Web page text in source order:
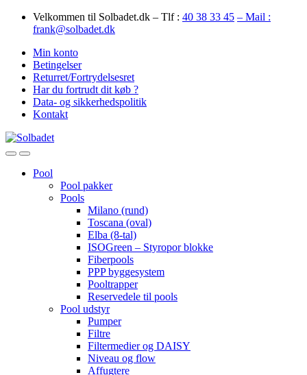
Skip
Skip
Velkommen til Solbadet.dk – Tlf : 40 38 33 45 – Mail :
frank@solbadet.dk
Min konto
Betingelser
Returret/Fortrydelsesret
Har du fortrudt dit køb ?
Data- og sikkerhedspolitik
Kontakt
OpenClose
Pool
Pool pakker
Pools
Milano (rund)
Toscana (oval)
Elba (8-tal)
ISOGreen – Styropor blokke
Fiberpools
PPP byggesystem
Pooltrapper
Reservedele til pools
Pool udstyr
Pumper
Filtre
Filtermedier og DAISY
Niveau og flow
Affugtere